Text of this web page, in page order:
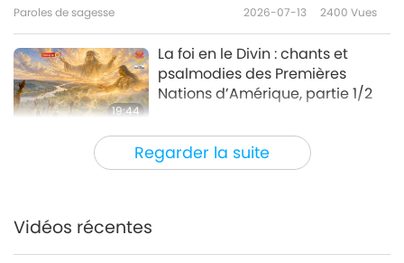
Regarder la suite
Paroles de sagesse 2026-07-13 2400 Vues
19:44
La foi en le Divin : chants et
psalmodies des Premières
Nations d’Amérique, partie 1/2
Paroles de sagesse 2026-07-10
24:09
Vidéos récentes